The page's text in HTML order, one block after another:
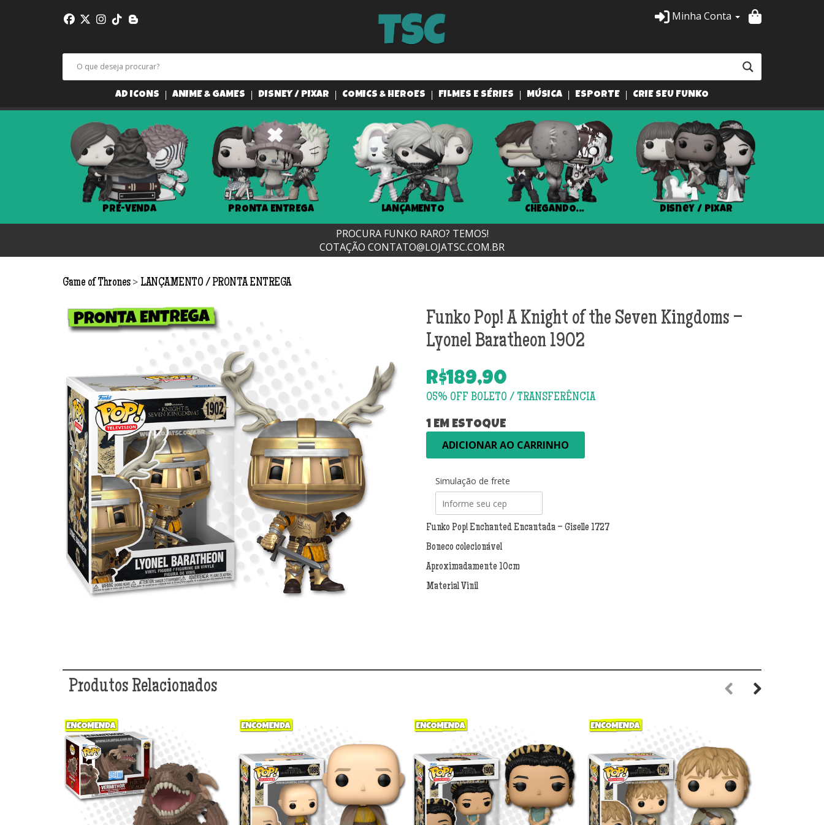
Minha Conta
AD ICONS ANIME & GAMES DISNEY / PIXAR COMICS & HEROES FILMES E SÉRIES MÚSICA ESPORTE CRIE SEU FUNKO
PRÉ-VENDA PRONTA ENTREGA LANÇAMENTO CHEGANDO... Disney / Pixar
PROCURA FUNKO RARO? TEMOS!
COTAÇÃO CONTATO@LOJATSC.COM.BR
Game of Thrones > LANÇAMENTO PRONTA ENTREGA
Funko Pop! A Knight of the Seven Kingdoms –
Lyonel Baratheon 1902
R$189,90
1 EM ESTOQUE
Pop!
Knight
of
Seven
Kingdoms
-
Lyonel
Baratheon
1902
ADICIONAR AO CARRINHO
Simulação de frete
Funko Pop! Enchanted Encantada – Giselle 1727
Boneco colecionável
Aproximadamente 10cm
Material Vinil
Produtos Relacionados